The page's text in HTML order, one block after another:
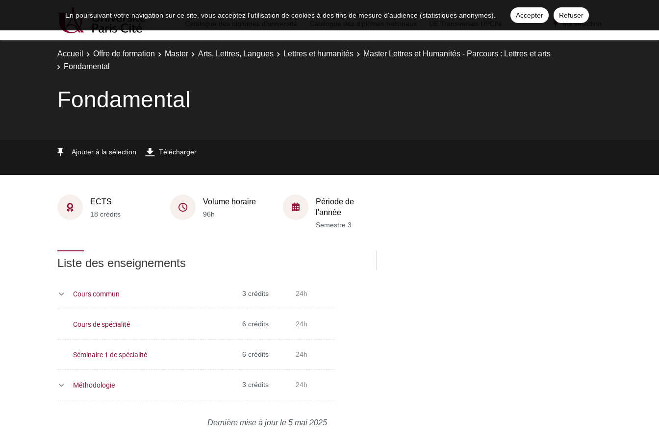
En poursuivant votre navigation sur ce site, vous acceptez l'utilisation de cookies à des fins de mesure d'audience (statistiques anonymes). Accepter
Refuser
Ma sélection
Accueil Offre de formation Master Arts, Lettres, Langues Lettres et humanités
Master Lettres et Humanités - Parcours : Lettres et arts
Fondamental
Fondamental
Ajouter à la sélection Télécharger
ECTS
18 crédits
Volume horaire
96h
Période de
l'année
Semestre 3
Liste des enseignements
Cours commun 3 crédits 24h
Cours de spécialité 6 crédits 24h
Séminaire 1 de spécialité 6 crédits 24h
Méthodologie 3 crédits 24h
Dernière mise à jour le 5 mai 2025